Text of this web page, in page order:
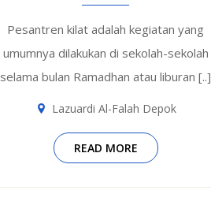
Pesantren kilat adalah kegiatan yang
umumnya dilakukan di sekolah-sekolah
selama bulan Ramadhan atau liburan [..]
Lazuardi Al-Falah Depok
READ MORE